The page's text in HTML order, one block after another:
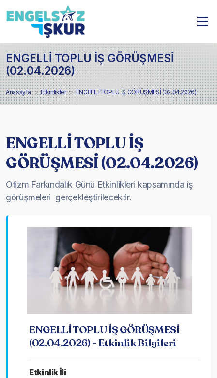
ENGELLİ TOPLU İŞ GÖRÜŞMESİ
(02.04.2026)
Anasayfa Etkinlikler ENGELLİ TOPLU İŞ GÖRÜŞMESİ (02.04.2026)
ENGELLİ TOPLU İŞ
GÖRÜŞMESİ (02.04.2026)
Otizm Farkındalık Günü Etkinlikleri kapsamında iş
görüşmeleri gerçekleştirilecektir.
ENGELLİ TOPLU İŞ GÖRÜŞMESİ
(02.04.2026) - Etkinlik Bilgileri
Etkinlik İli